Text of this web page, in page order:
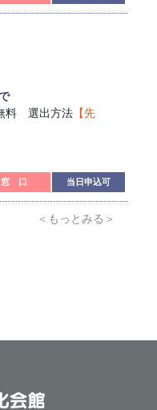
料 選出方法 【先
窓 口 当日申込可
＜もっとみる＞